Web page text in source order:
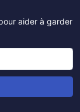
aider à garder